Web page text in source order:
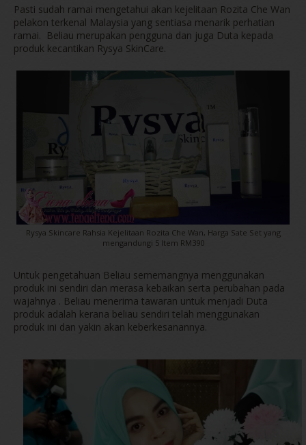
Pasti sudah ramai mengetahui akan kejelitaan Rozita Che Wan
pelakon terkenal Malaysia yang sentiasa menarik perhatian
ramai. Beliau merupakan pengguna dan juga Duta kepada
produk kecantikan Rysya SkinCare.
Rysya Skincare Rahsia Kejelitaan Rozita Che Wan, Harga Sate Set yang
mengandungi 5 Item RM390
Untuk pengetahuan Beliau sememangnya menggunakan
produk ini sendiri dan merasa kebaikan serta perubahan pada
wajahnya . Beliau menerima tawaran untuk menjadi Duta
produk adalah kerana beliau sendiri telah menggunakan
produk ini dan yakin akan keberkesanannya.